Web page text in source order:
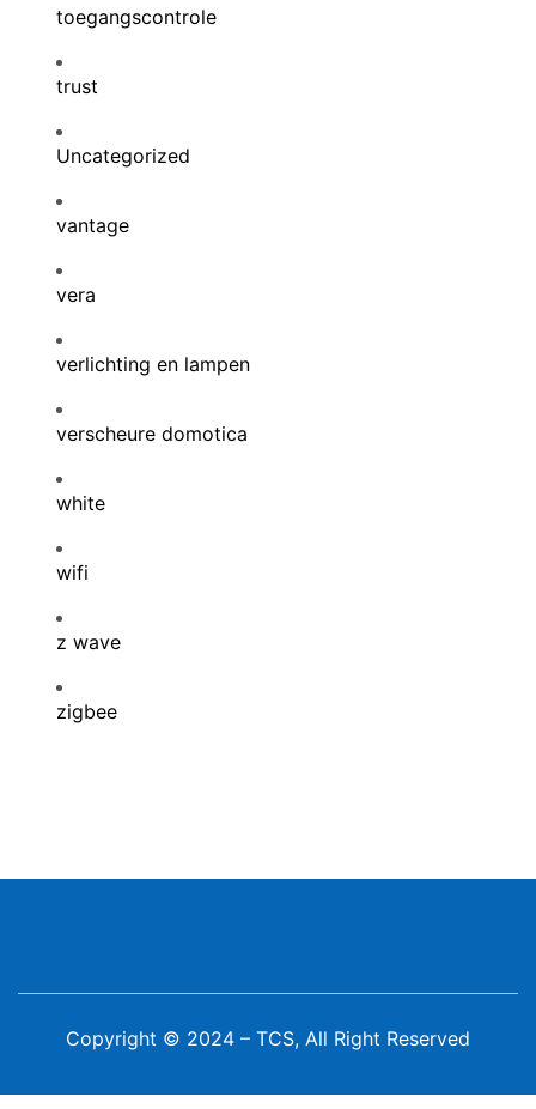
toegangscontrole
trust
Uncategorized
vantage
vera
verlichting en lampen
verscheure domotica
white
wifi
z wave
zigbee
Copyright © 2024 – TCS, All Right Reserved